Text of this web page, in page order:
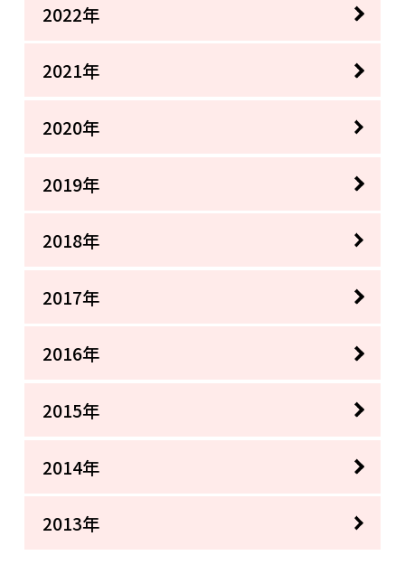
2022年
2021年
2020年
2019年
2018年
2017年
2016年
2015年
2014年
2013年